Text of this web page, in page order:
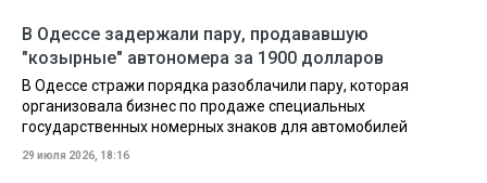
В Одессе задержали пару, продававшую
"козырные" автономера за 1900 долларов
В Одессе стражи порядка разоблачили пару, которая
организовала бизнес по продаже специальных
государственных номерных знаков для автомобилей
29 июля 2026, 18:16